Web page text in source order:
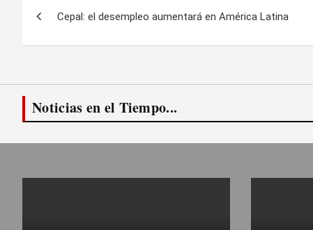
Cepal: el desempleo aumentará en América Latina
Noticias en el Tiempo...